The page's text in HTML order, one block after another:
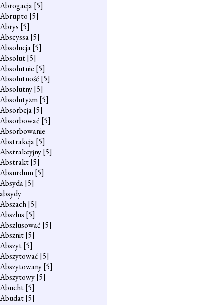
Abrogacja[5]
Abrupto [5]
Abrys [5]
Abscyssa[5]
Absolucja[5]
Absolut[5]
Absolutnie [5]
Absolutność [5]
Absolutny[5]
Absolutyzm[5]
Absorbcja[5]
Absorbować [5]
Absorbowanie
Abstrakcja[5]
Abstrakcyjny[5]
Abstrakt[5]
Absurdum[5]
Absyda[5]
absydy
Abszach[5]
Abszlus [5]
Abszlusować [5]
Absznit[5]
Abszyt[5]
Abszytować [5]
Abszytowany[5]
Abszytowy[5]
Abucht[5]
Abudat[5]